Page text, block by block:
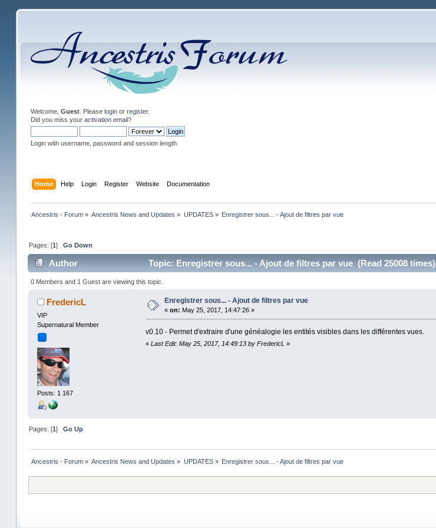
Welcome, Guest. Please loginor register.
Did you miss your activation email?
Login with username, password and session length
Home Help Login Register Website Documentation
Ancestris - Forum » Ancestris News and Updates » UPDATES» Enregistrer sous... - Ajout de filtres par vue
Pages: [1]Go Down
Author Topic: Enregistrer sous... - Ajout de filtres par vue (Read 25008 times)
0 Members and 1 Guest are viewing this topic.
FredericL
VIP
Supernatural Member
Posts: 1 167
Enregistrer sous... - Ajout de filtres par vue
« on: May 25, 2017, 14:47:26 »
v0.10 - Permet d'extraire d'une généalogie les entités visibles dans les différentes vues.
« Last Edit: May 25, 2017, 14:49:13 by FredericL »
Pages: [1]Go Up
Ancestris - Forum » Ancestris News and Updates » UPDATES» Enregistrer sous... - Ajout de filtres par vue